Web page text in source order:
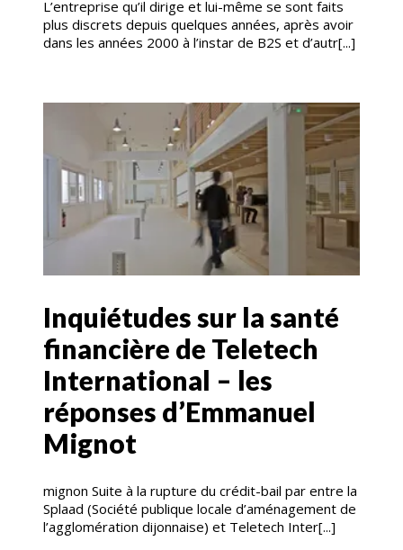
L’entreprise qu’il dirige et lui-même se sont faits
plus discrets depuis quelques années, après avoir
dans les années 2000 à l’instar de B2S et d’autr[...]
Inquiétudes sur la santé
financière de Teletech
International – les
réponses d’Emmanuel
Mignot
mignon Suite à la rupture du crédit-bail par entre la
Splaad (Société publique locale d’aménagement de
l’agglomération dijonnaise) et Teletech Inter[...]